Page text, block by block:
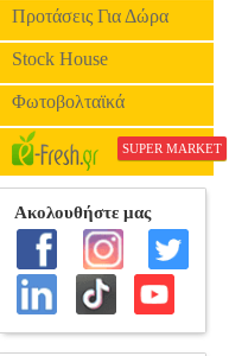
Προτάσεις Για Δώρα
Stock House
Φωτοβολταϊκά
SUPER MARKET